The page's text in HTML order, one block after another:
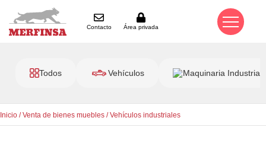
Contacto Área privada
Todos Vehículos Maquinaria Industrial
Inicio /Venta de bienes muebles /Vehículos industriales